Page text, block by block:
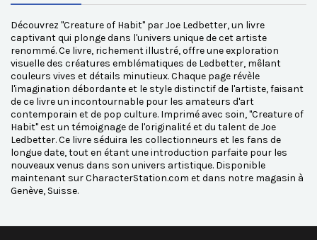
Découvrez "Creature of Habit" par Joe Ledbetter, un livre
captivant qui plonge dans l'univers unique de cet artiste
renommé. Ce livre, richement illustré, offre une exploration
visuelle des créatures emblématiques de Ledbetter, mêlant
couleurs vives et détails minutieux. Chaque page révèle
l'imagination débordante et le style distinctif de l'artiste, faisant
de ce livre un incontournable pour les amateurs d'art
contemporain et de pop culture. Imprimé avec soin, "Creature of
Habit" est un témoignage de l'originalité et du talent de Joe
Ledbetter. Ce livre séduira les collectionneurs et les fans de
longue date, tout en étant une introduction parfaite pour les
nouveaux venus dans son univers artistique. Disponible
maintenant sur CharacterStation.com et dans notre magasin à
Genève, Suisse.